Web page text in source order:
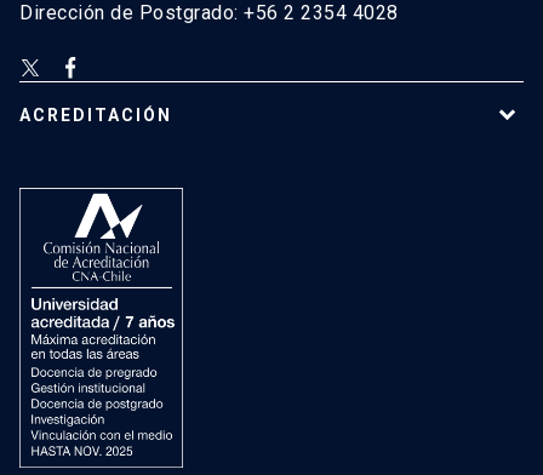
Dirección de Postgrado: +56 2 2354 4028
ACREDITACIÓN